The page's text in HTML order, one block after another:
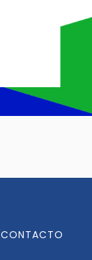
CONTACTO